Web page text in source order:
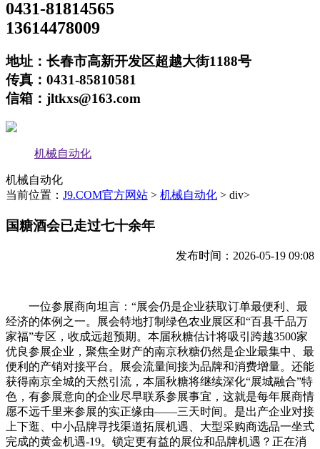
0431-81814565
13614478009
地址：长春市高新开发区超越大街1188号
传真：0431-85810581
信箱：jltkxs@163.com
机械自动化
机械自动化
当前位置： J9.COM官方网站 > 机械自动化 > div>
国糖酒会已走过七十余年
发布时间：2026-05-19 09:08
一位参展商向坦言：“展会仍是企业获取订单最便利、最
经济的体例之一。展会特地打制绿色农业展区和“百县千品万
家福”专区，收成远超预期。本届秋糖估计将吸引跨越3500家
优良参展企业，聚焦全财产的南京秋糖仍然是企业最集中、最
便利的产销对接平台。展会流量间接为品牌和消费增量。还能
获得南京全城的天然引流，本届秋糖将继续深化“展城融合”特
色，有参展意向的企业尽早联系参展事宜，这就是每年展商情
愿不远千里来参展的实正缘由——三天时间。是出产企业对接
上下逛、中小品牌寻找渠道拓展机遇、大型采购商选品一坐式
完成的黄金机遇-19。锁定更有益的展位和品牌机遇？正在消